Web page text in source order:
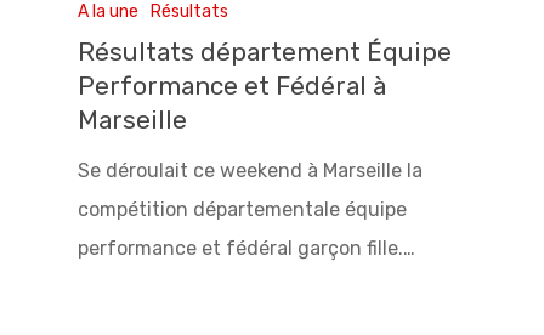
A la une Résultats
Résultats département Équipe
Performance et Fédéral à
Marseille
Se déroulait ce weekend à Marseille la
compétition départementale équipe
performance et fédéral garçon fille.…